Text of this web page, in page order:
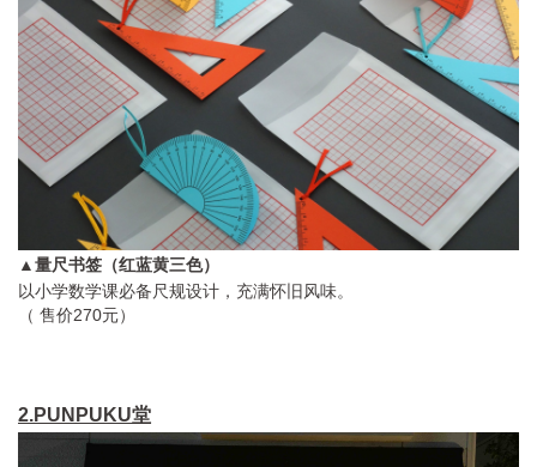
▲量尺书签（红蓝黄三色）
以小学数学课必备尺规设计，充满怀旧风味。
（ 售价270元）
2.PUNPUKU堂